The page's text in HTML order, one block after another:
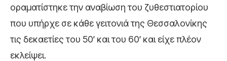
οραματίστηκε την αναβίωση του ζυθεστιατορίου
που υπήρχε σε κάθε γειτονιά της Θεσσαλονίκης
τις δεκαετίες του 50′ και του 60′ και είχε πλέον
εκλείψει.